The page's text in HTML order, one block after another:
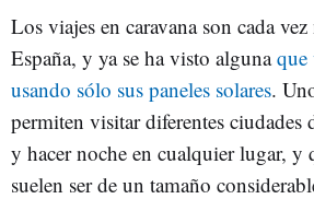
Los viajes en caravana son cada
España, y ya se ha visto algunaque
usando sólo sus paneles solares.
permiten visitar diferentes ciudades
y hacer noche en cualquier lugar, y
suelen ser de un tamaño